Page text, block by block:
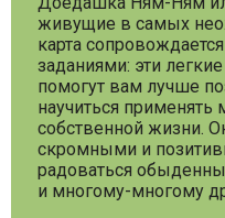
живущие в самых
карта
заданиями: эти
помогут вам лучше
научиться применять
собственной жизни.
скромными и
радоваться
и многому-многому